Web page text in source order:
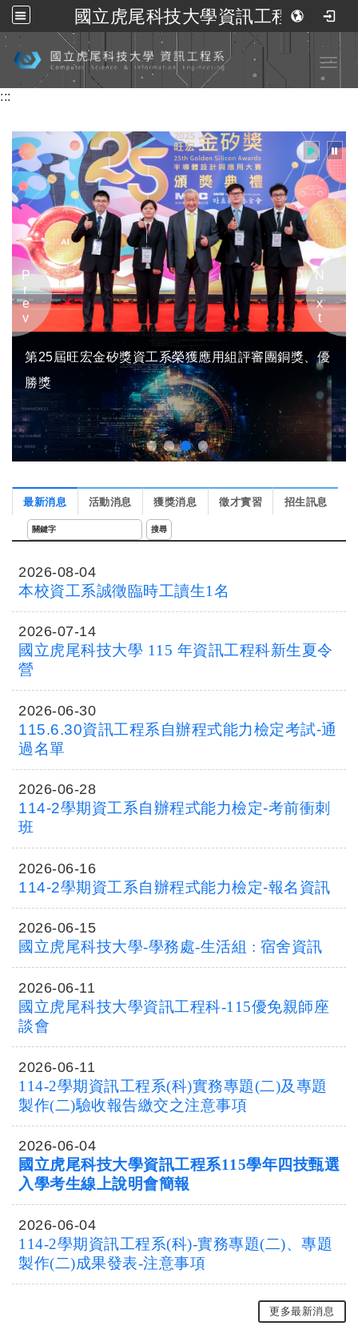
國立虎尾科技大學資訊工程系
跳到主要內容
:::
第25屆旺宏金矽獎資工系榮獲應用組評審團銅獎、優
勝獎
Prev Next
最新消息 活動消息 獲獎消息 徵才實習 招生訊息
2026-08-04
本校資工系誠徵臨時工讀生1名
2026-07-14
國立虎尾科技大學 115 年資訊工程科新生夏令
營
2026-06-30
115.6.30資訊工程系自辦程式能力檢定考試-通
過名單
2026-06-28
114-2學期資工系自辦程式能力檢定-考前衝刺
班
2026-06-16
114-2學期資工系自辦程式能力檢定-報名資訊
2026-06-15
國立虎尾科技大學-學務處-生活組 : 宿舍資訊
2026-06-11
國立虎尾科技大學資訊工程科-115優免親師座
談會
2026-06-11
114-2學期資訊工程系(科)實務專題(二)及專題
製作(二)驗收報告繳交之注意事項
2026-06-04
國立虎尾科技大學資訊工程系115學年四技甄選
入學考生線上說明會簡報
2026-06-04
114-2學期資訊工程系(科)-實務專題(二)、專題
製作(二)成果發表-注意事項
更多最新消息